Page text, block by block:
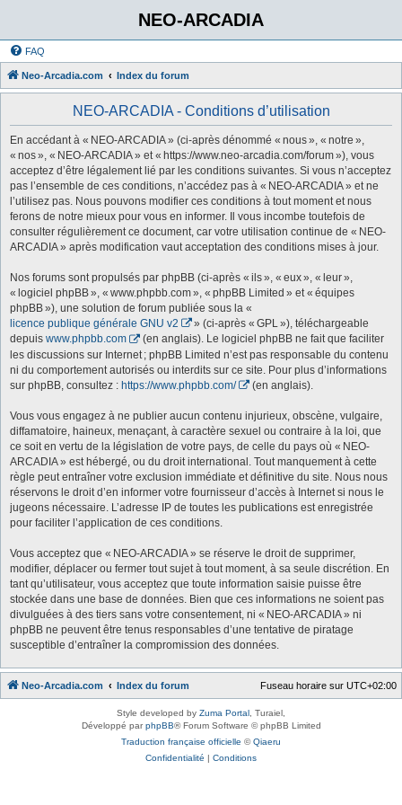
NEO-ARCADIA
FAQ
Neo-Arcadia.com Index du forum
NEO-ARCADIA - Conditions d’utilisation
En accédant à « NEO-ARCADIA » (ci-après dénommé « nous », « notre »,
« nos », « NEO-ARCADIA » et « https://www.neo-arcadia.com/forum »), vous
acceptez d’être légalement lié par les conditions suivantes. Si vous n’acceptez
pas l’ensemble de ces conditions, n’accédez pas à « NEO-ARCADIA » et ne
l’utilisez pas. Nous pouvons modifier ces conditions à tout moment et nous
ferons de notre mieux pour vous en informer. Il vous incombe toutefois de
consulter régulièrement ce document, car votre utilisation continue de « NEO-
ARCADIA » après modification vaut acceptation des conditions mises à jour.
Nos forums sont propulsés par phpBB (ci-après « ils », « eux », « leur »,
« logiciel phpBB », « www.phpbb.com », « phpBB Limited » et « équipes
phpBB »), une solution de forum publiée sous la «
licence publique générale GNU v2
» (ci-après « GPL »), téléchargeable
depuis www.phpbb.com
(en anglais). Le logiciel phpBB ne fait que faciliter
les discussions sur Internet ; phpBB Limited n’est pas responsable du contenu
ni du comportement autorisés ou interdits sur ce site. Pour plus d’informations
sur phpBB, consultez : https://www.phpbb.com/ (en anglais).
Vous vous engagez à ne publier aucun contenu injurieux, obscène, vulgaire,
diffamatoire, haineux, menaçant, à caractère sexuel ou contraire à la loi, que
ce soit en vertu de la législation de votre pays, de celle du pays où « NEO-
ARCADIA » est hébergé, ou du droit international. Tout manquement à cette
règle peut entraîner votre exclusion immédiate et définitive du site. Nous nous
réservons le droit d’en informer votre fournisseur d’accès à Internet si nous le
jugeons nécessaire. L’adresse IP de toutes les publications est enregistrée
pour faciliter l’application de ces conditions.
Vous acceptez que « NEO-ARCADIA » se réserve le droit de supprimer,
modifier, déplacer ou fermer tout sujet à tout moment, à sa seule discrétion. En
tant qu’utilisateur, vous acceptez que toute information saisie puisse être
stockée dans une base de données. Bien que ces informations ne soient pas
divulguées à des tiers sans votre consentement, ni « NEO-ARCADIA » ni
phpBB ne peuvent être tenus responsables d’une tentative de piratage
susceptible d’entraîner la compromission des données.
Neo-Arcadia.com Index du forum Fuseau horaire sur UTC+02:00
Style developed by Zuma Portal , Turaiel,
Développé parphpBB® Forum Software © phpBB Limited
Traduction française officielle ©Qiaeru
Confidentialité | Conditions